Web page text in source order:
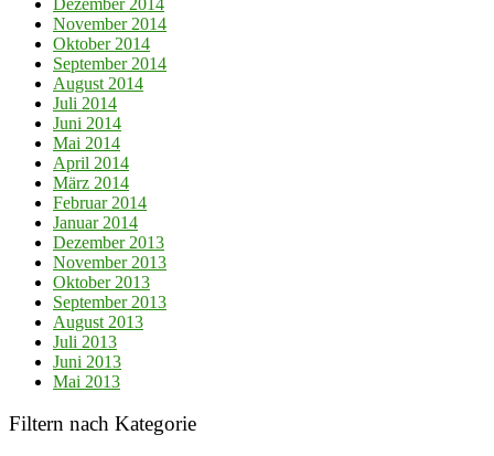
November 2014
Oktober 2014
September 2014
August 2014
Juli 2014
Juni 2014
Mai 2014
April 2014
März 2014
Februar 2014
Januar 2014
Dezember 2013
November 2013
Oktober 2013
September 2013
August 2013
Juli 2013
Juni 2013
Mai 2013
Filtern nach Kategorie